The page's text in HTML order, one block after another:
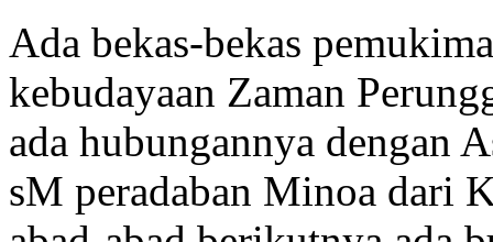
Ada bekas-bekas
kebudayaan Zaman
ada hubungannya dengan
sM peradaban Minoa dari